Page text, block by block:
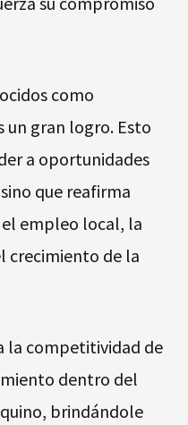
como
un gran logro. Esto
a oportunidades
que reafirma
empleo local, la
crecimiento de la
la competitividad de
dentro del
brindándole